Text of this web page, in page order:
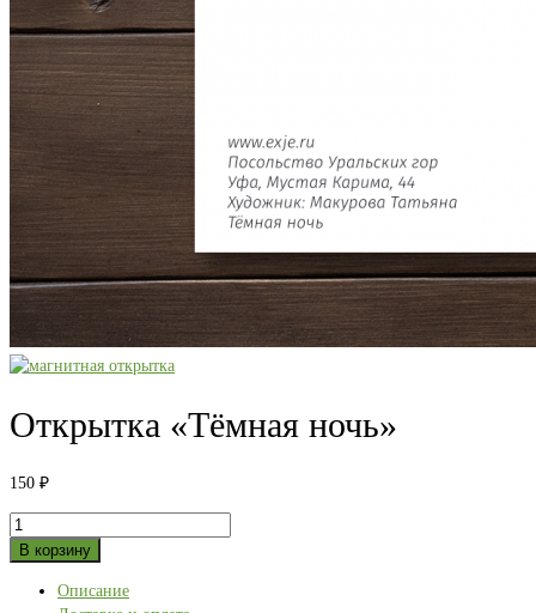
Открытка «Тёмная ночь»
150 ₽
Количество
товара
"Тёмная
В корзину
Описание